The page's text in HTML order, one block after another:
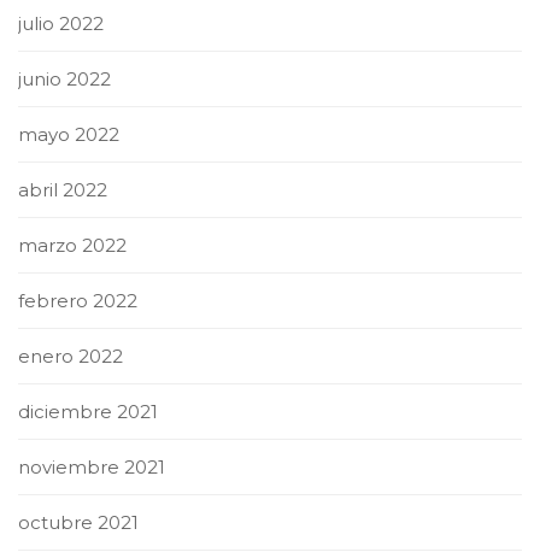
julio 2022
junio 2022
mayo 2022
abril 2022
marzo 2022
febrero 2022
enero 2022
diciembre 2021
noviembre 2021
octubre 2021